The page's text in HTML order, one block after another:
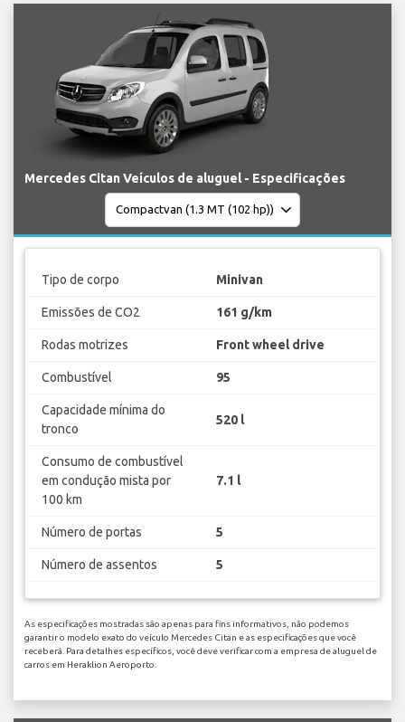
Mercedes Citan Veículos de aluguel - Especificações
Tipo de corpo Minivan
Emissões de CO2 161 g/km
Rodas motrizes Front wheel drive
Combustível 95
Capacidade mínima do
tronco
520 l
Consumo de combustível
em condução mista por
100 km
7.1 l
Número de portas 5
Número de assentos 5
As especificações mostradas são apenas para fins informativos, não podemos
garantir o modelo exato do veículo Mercedes Citan e as especificações que você
receberá. Para detalhes específicos, você deve verificar com a empresa de aluguel de
carros em Heraklion Aeroporto.